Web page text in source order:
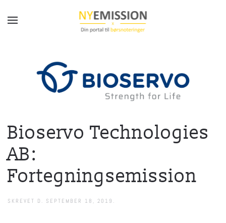
Gå til hovedindhold
Bioservo Technologies
AB:
Fortegningsemission
SKREVET D. SEPTEMBER 18, 2019 .